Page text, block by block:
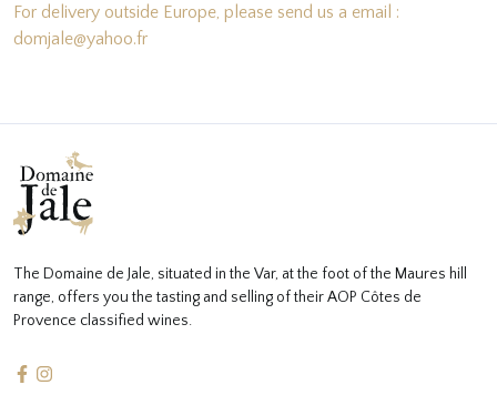
For delivery outside Europe, please send us a email :
domjale@yahoo.fr
The Domaine de Jale, situated in the Var, at the foot of the Maures hill
range, offers you the tasting and selling of their AOP Côtes de
Provence classified wines.